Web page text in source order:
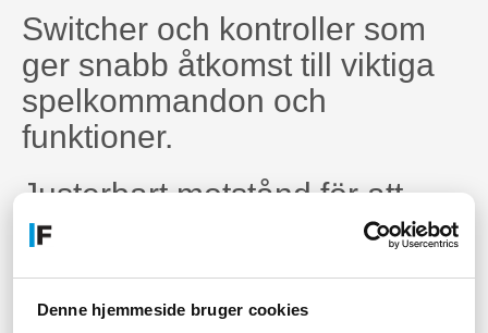
Denne hjemmeside bruger cookies
Switcher och kontroller som
ger snabb åtkomst till viktiga
spelkommandon och
funktioner.
Justerbart motstånd för att
anpassa joystick- och
kontroll.